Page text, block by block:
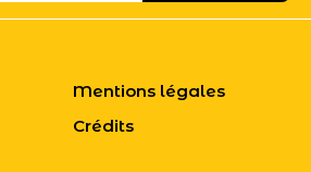
Mentions légales
Crédits